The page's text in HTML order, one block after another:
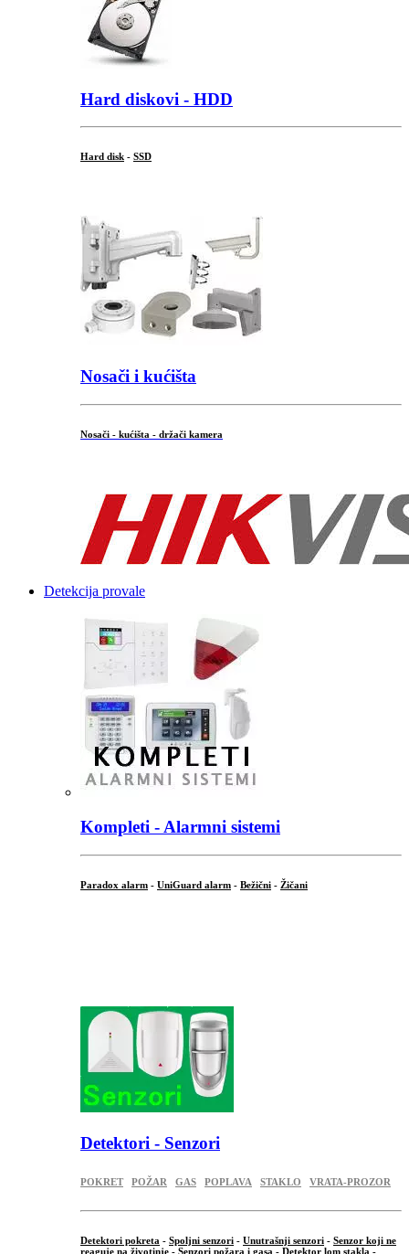
Hard diskovi - HDD
Hard disk - SSD
Nosači i kućišta
Nosači - kućišta - držači kamera
Detekcija provale
Kompleti - Alarmni sistemi
Paradox alarm - UniGuard alarm - Bežični - Žičani
Detektori - Senzori
POKRET POŽAR GAS POPLAVA STAKLO VRATA-PROZOR
Detektori pokreta - Spoljni senzori - Unutrašnji senzori - Senzor koji ne
reaguje na životinje - Senzori požara i gasa - Detektor lom stakla -